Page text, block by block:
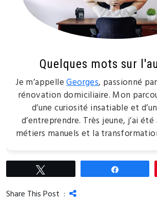
Quelques mots sur
Je m’appelleGeorges, passionné
rénovation domiciliaire. Mon
d’une curiosité insatiable et
d’entreprendre. Très jeune, j’ai
métiers manuels et la
Share This Post :